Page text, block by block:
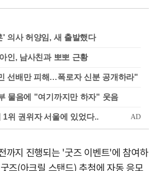
' 의사 허양임, 새 출발했다
인, 남사친과 뽀뽀 근황
선배만 피해…폭로자 신분 공개하라"
물음에 "여기까지만 하자" 웃음
까지 진행되는 '굿즈 이벤트'에 참여하
즈(아크릴 스탠드) 추첨에 자동 응모